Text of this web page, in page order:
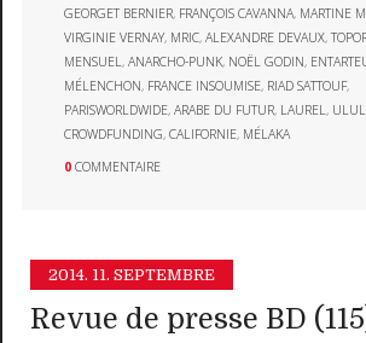
GEORGET BERNIER, FRANÇOIS CAVANNA, MARTINE
VIRGINIE VERNAY, MRIC,ALEXANDRE DEVAUX,
MENSUEL,ANARCHO-PUNK, NOËL GODIN,
MÉLENCHON, FRANCE INSOUMISE, RIAD SATTOUF,
PARISWORLDWIDE,ARABE DU FUTUR, LAUREL,
CROWDFUNDING,CALIFORNIE, MÉLAKA
0 COMMENTAIRE
2014. 11. SEPTEMBRE
Revue de presse BD